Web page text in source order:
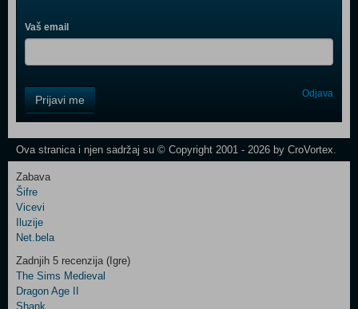
Vaš email
Field
One
Newsletter
Control
Field
Two
Newsletter
Prijavi me Odjava
Ova stranica i njen sadržaj su © Copyright 2001 - 2026 by CroVortex.
Zabava
Šifre
Vicevi
Iluzije
Net.bela
Zadnjih 5 recenzija (Igre)
The Sims Medieval
Dragon Age II
Shank